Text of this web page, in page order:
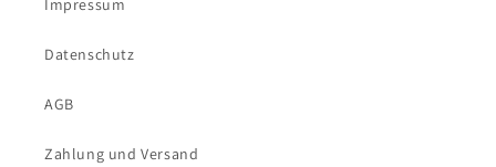
Impressum
Datenschutz
AGB
Zahlung und Versand